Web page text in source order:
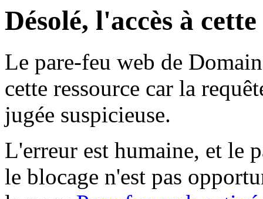
Désolé, l'accès à
Le pare-feu web de
cette ressource car la
jugée suspicieuse.
L'erreur est humaine, et le
le blocage n'est pas